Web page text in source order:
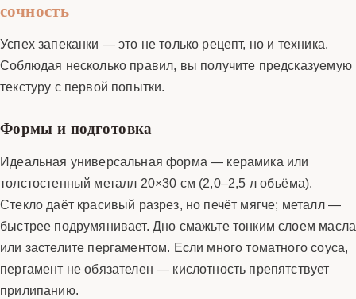
сочность
Успех запеканки — это не только рецепт, но и техника.
Соблюдая несколько правил, вы получите предсказуемую
текстуру с первой попытки.
Формы и подготовка
Идеальная универсальная форма — керамика или
толстостенный металл 20×30 см (2,0–2,5 л объёма).
Стекло даёт красивый разрез, но печёт мягче; металл —
быстрее подрумянивает. Дно смажьте тонким слоем масла
или застелите пергаментом. Если много томатного соуса,
пергамент не обязателен — кислотность препятствует
прилипанию.